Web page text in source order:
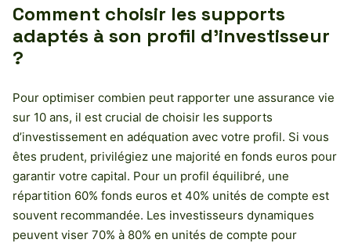
Comment choisir les supports
adaptés à son profil d’investisseur
?
Pour optimiser combien peut rapporter une assurance vie
sur 10 ans, il est crucial de choisir les supports
d’investissement en adéquation avec votre profil. Si vous
êtes prudent, privilégiez une majorité en fonds euros pour
garantir votre capital. Pour un profil équilibré, une
répartition 60% fonds euros et 40% unités de compte est
souvent recommandée. Les investisseurs dynamiques
peuvent viser 70% à 80% en unités de compte pour